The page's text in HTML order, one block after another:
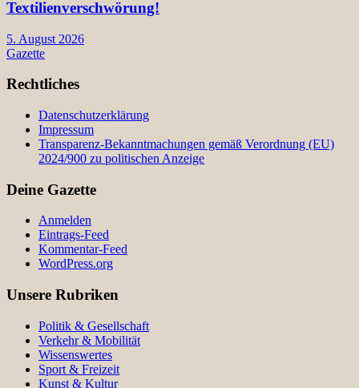
Textilienverschwörung!
5. August 2026
Gazette
Rechtliches
Datenschutzerklärung
Impressum
Transparenz-Bekanntmachungen gemäß Verordnung (EU)
2024/900 zu politischen Anzeige
Deine Gazette
Anmelden
Eintrags-Feed
Kommentar-Feed
WordPress.org
Unsere Rubriken
Politik & Gesellschaft
Verkehr & Mobilität
Wissenswertes
Sport & Freizeit
Kunst & Kultur